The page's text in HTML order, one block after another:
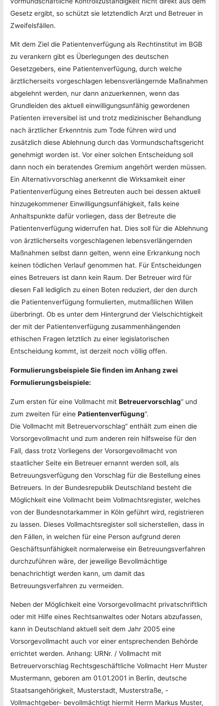
Gesetz ergibt, so schützt sie letztendlich Arzt und Betreuer in
Zweifelsfällen.
Mit dem Ziel die Patientenverfügung als Rechtinstitut im BGB
zu verankern gibt es Überlegungen des deutschen
Gesetzgebers, eine Patientenverfügung, durch welche
ärztlicherseits vorgeschlagen lebensverlängernde Maßnahmen
abgelehnt werden, nur dann anzuerkennen, wenn das
Grundleiden des aktuell einwilligungsunfähig gewordenen
Patienten irreversibel ist und trotz medizinischer Behandlung
nach ärztlicher Erkenntnis zum Tode führen wird und
zusätzlich diese Ablehnung durch das Vormundschaftsgericht
genehmigt worden ist. Vor einer solchen Entscheidung soll
dann noch ein beratendes Gremium angehört werden müssen.
Ein Alternativvorschlag anerkennt die Wirksamkeit einer
Patientenverfügung eines Betreuten auch bei dessen aktuell
hinzugekommener Einwilligungsunfähigkeit, falls keine
Anhaltspunkte dafür vorliegen, dass der Betreute die
Patientenverfügung widerrufen hat. Dies soll für die Ablehnung
von ärztlicherseits vorgeschlagenen lebensverlängernden
Maßnahmen selbst dann gelten, wenn eine Erkrankung noch
keinen tödlichen Verlauf genommen hat. Für Entscheidungen
eines Betreuers ist dann kein Raum. Der Betreuer wird für
diesen Fall lediglich zu einen Boten reduziert, der den durch
die Patientenverfügung formulierten, mutmaßlichen Willen
überbringt. Ob es unter dem Hintergrund der Vielschichtigkeit
der mit der Patientenverfügung zusammenhängenden
ethischen Fragen letztlich zu einer legislatorischen
Entscheidung kommt, ist derzeit noch völlig offen.
Formulierungsbeispiele Sie finden im Anhang zwei
Formulierungsbeispiele:
Zum ersten für eine Vollmacht mitBetreuervorschlag“ und
zum zweiten für einePatientenverfügung“.
Die Vollmacht mit Betreuervorschlag“ enthält zum einen die
Vorsorgevollmacht und zum anderen rein hilfsweise für den
Fall, dass trotz Vorliegens der Vorsorgevollmacht von
staatlicher Seite ein Betreuer ernannt werden soll, als
Betreuungsverfügung den Vorschlag für die Bestellung eines
Betreuers. In der Bundesrepublik Deutschland besteht die
Möglichkeit eine Vollmacht beim Vollmachtsregister, welches
von der Bundesnotarkammer in Köln geführt wird, registrieren
zu lassen. Dieses Vollmachtsregister soll sicherstellen, dass in
den Fällen, in welchen für eine Person aufgrund deren
Geschäftsunfähigkeit normalerweise ein Betreuungsverfahren
durchzuführen wäre, der jeweilige Bevollmächtige
benachrichtigt werden kann, um damit das
Betreuungsverfahren zu vermeiden.
Neben der Möglichkeit eine Vorsorgevollmacht privatschriftlich
oder mit Hilfe eines Rechtsanwaltes oder Notars abzufassen,
kann in Deutschland aktuell seit dem Jahr 2005 eine
Vorsorgevollmacht auch vor einer entsprechenden Behörde
errichtet werden. Anhang: URNr. / Vollmacht mit
Betreuervorschlag Rechtsgeschäftliche Vollmacht Herr Muster
Mustermann, geboren am 01.01.2001 in Berlin, deutsche
Staatsangehörigkeit, Musterstadt, Musterstraße, -
Vollmachtgeber- bevollmächtigt hiermit Herrn Markus Muster,